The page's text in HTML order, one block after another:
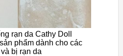
rạn da Cathy Doll
phẩm dành cho các
bị rạn da